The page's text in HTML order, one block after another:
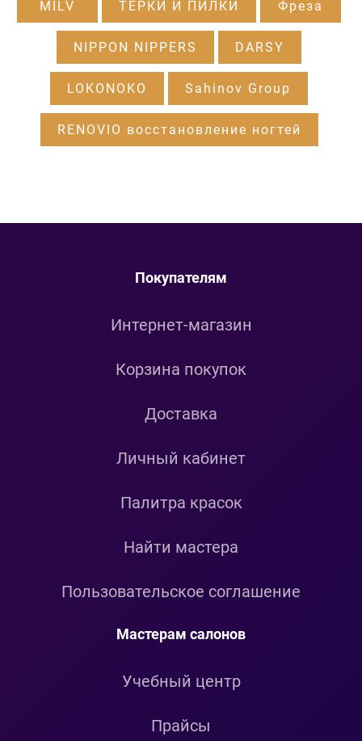
MILV ТЕРКИ И ПИЛКИ Фреза
NIPPON NIPPERS DARSY
LOKONOKO Sahinov Group
RENOVIO восстановление ногтей
Покупателям
Интернет-магазин
Корзина покупок
Доставка
Личный кабинет
Палитра красок
Найти мастера
Пользовательское соглашение
Мастерам салонов
Учебный центр
Прайсы